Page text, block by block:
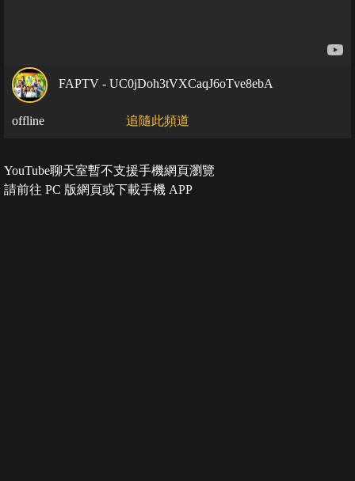
FAPTV - UC0jDoh3tVXCaqJ6oTve8ebA
offline 追隨此頻道
YouTube聊天室暫不支援手機網頁瀏覽
請前往 PC 版網頁或下載手機 APP